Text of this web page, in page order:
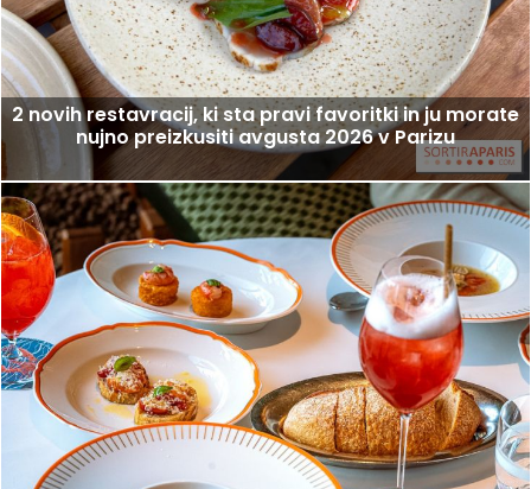
2 novih restavracij, ki sta pravi favoritki in ju morate
nujno preizkusiti avgusta 2026 v Parizu